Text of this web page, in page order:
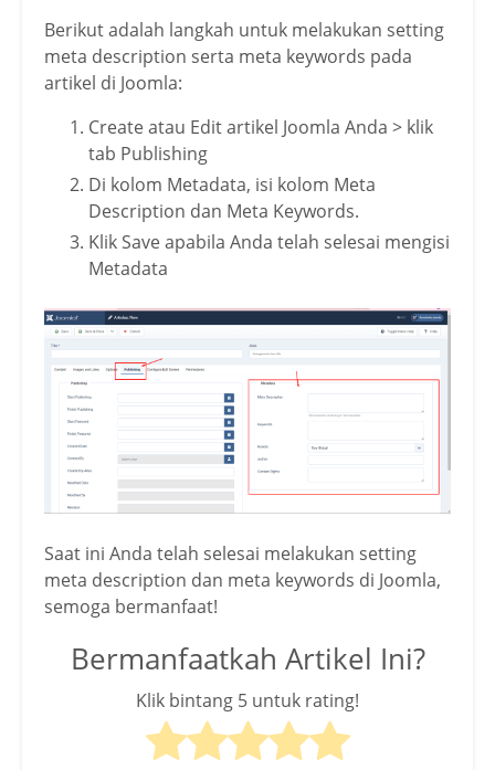
Berikut adalah langkah untuk melakukan setting
meta description serta meta keywords pada
artikel di Joomla:
Create atau Edit artikel Joomla Anda > klik
tab Publishing
Di kolom Metadata, isi kolom Meta
Description dan Meta Keywords.
Klik Save apabila Anda telah selesai mengisi
Metadata
Saat ini Anda telah selesai melakukan setting
meta description dan meta keywords di Joomla,
semoga bermanfaat!
Bermanfaatkah Artikel Ini?
Klik bintang 5 untuk rating!